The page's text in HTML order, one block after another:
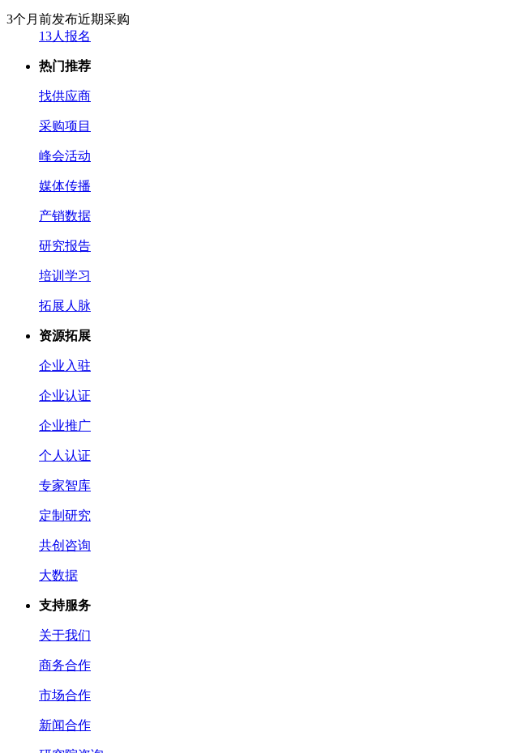
3个月前发布近期采购
13人报名
热门推荐
找供应商
采购项目
峰会活动
媒体传播
产销数据
研究报告
培训学习
拓展人脉
资源拓展
企业入驻
企业认证
企业推广
个人认证
专家智库
定制研究
共创咨询
大数据
支持服务
关于我们
商务合作
市场合作
新闻合作